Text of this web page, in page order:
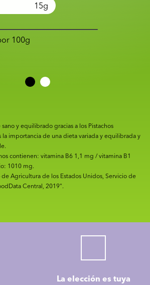
15g
100g
y equilibrado gracias a los Pistachos
importancia de una dieta variada y equilibrada y
contienen: vitamina B6 1,1 mg / vitamina B1
1010 mg.
Agricultura de los Estados Unidos, Servicio de
Central, 2019".
La elección es tuya